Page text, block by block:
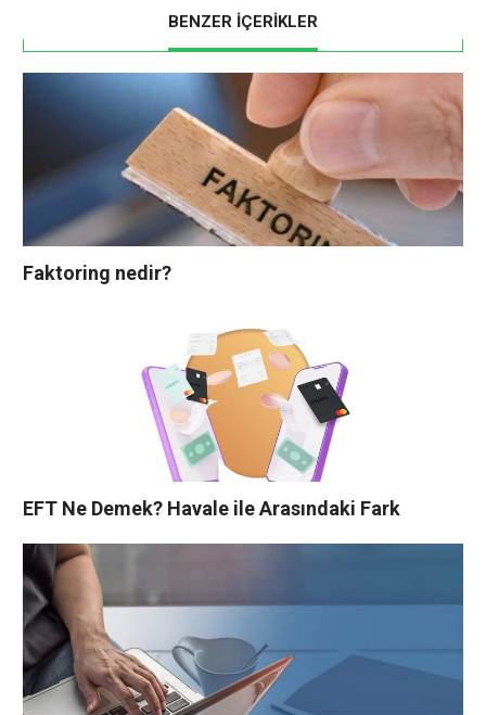
BENZER İÇERİKLER
Faktoring nedir?
EFT Ne Demek? Havale ile Arasındaki Fark